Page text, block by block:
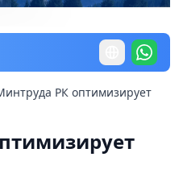
РК оптимизирует